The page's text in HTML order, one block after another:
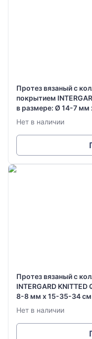
Протез вязаный с
покрытием
в размере: Ø 14-7 мм
Нет в наличии
Протез вязаный с
INTERGARD
8-8 мм х 15-35-34 см
Нет в наличии